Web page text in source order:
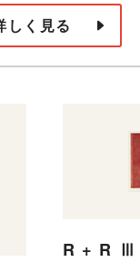
しく見る
R + R